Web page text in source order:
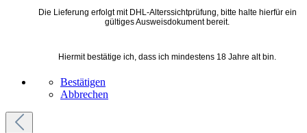
Die Lieferung erfolgt mit DHL-Alterssichtprüfung, bitte halte hierfür ein
gültiges Ausweisdokument bereit.
Hiermit bestätige ich, dass ich mindestens 18 Jahre alt bin.
Bestätigen
Abbrechen